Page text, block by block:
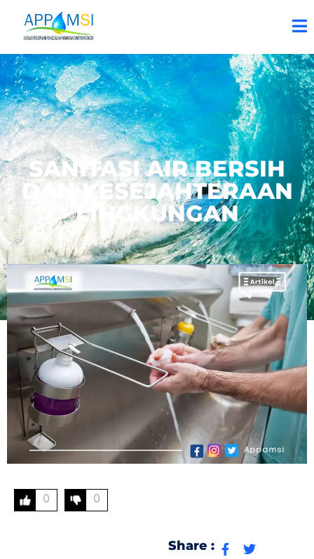
SANITASI AIR BERSIH
DAN KESEJAHTERAAN
LINGKUNGAN
0 0
Share :